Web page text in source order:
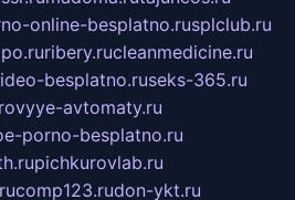
online-besplatno.rusplclub.ru
ribery.rucleanmedicine.ru
besplatno.ruseks-365.ru
avtomaty.ru
porno-besplatno.ru
pichkurovlab.ru
comp123.rudon-ykt.ru